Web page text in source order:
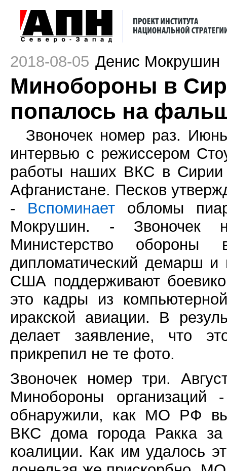
2018-08-05 Денис Мокрушин
Минобороны в
попалось на
Звоночек номер раз.
интервью с режиссером
работы наших ВКС в Сирии
Афганистане. Песков
- Вспоминаетобломы
Мокрушин. - Звоночек
Министерство
дипломатический демарш и
США поддерживают
это кадры из
иракской авиации. В
делает заявление, что
прикрепил не те фото.
Звоночек номер три.
Минобороны
обнаружили, как МО РФ
ВКС дома города Ракка за
коалиции. Как им удалось